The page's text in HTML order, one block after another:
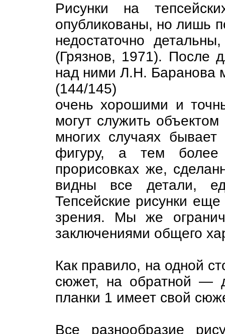
Рисунки на
опубликованы, но лишь
недостаточно
(Грязнов, 1971). После
над ними Л.Н. Баранова
(144/145)
очень хорошими и
могут служить
многих случаях
фигуру, а тем более
прорисовках же,
видны все детали,
Тепсейские рисунки еще
зрения. Мы же
заключениями общего
Как правило, на одной
сюжет, на обратной —
планки 1 имеет свой
Все разнообразие